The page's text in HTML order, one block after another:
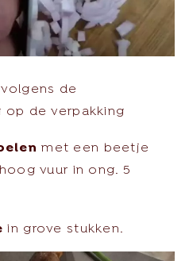
volgens de
op de verpakking
met een beetje
vuur in ong. 5
in grove stukken.